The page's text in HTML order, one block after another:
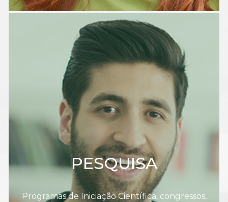
PESQUISA
Programas de Iniciação Científica, congressos,